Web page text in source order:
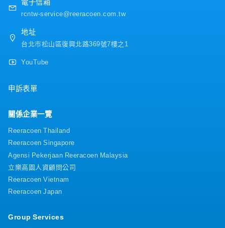
・享有各式特約商店折扣，涵蓋餐飲美食、SPA 按摩等
・提供結婚禮金、生育補助金、喪葬補助金、住院補助
金、育兒補助金
・每年提供優於一般企業的健檢套組，並額外給予一日有
薪健檢假
・每年安排員工免費接種流感疫苗（非強制）
・提供個人進修課程補助（如Office軟體、語言學習等）
・不定期舉辦實用性高、涵蓋生活與職場安全的主題講座
(包含交通安全、防災知識、心理調適等講座)
・結婚、生育及喪葬補助金
rcntw-service@reeracoen.com.tw
地址
台北市松山區復興北路369號7樓之1
YouTube
申訴表單
關係企業一覽
Reeracoen Thailand
Reeracoen Singapore
Agensi Pekerjaan Reeracoen Malaysia
立樂高園人資顧問公司
Reeracoen Vietnam
Reeracoen Japan
Group Services